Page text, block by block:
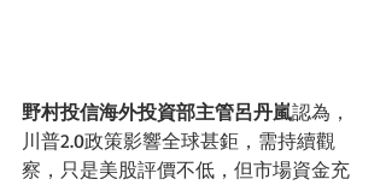
野村投信海外投資部主管呂丹嵐認為，
川普2.0政策影響全球甚鉅，需持續觀
察，只是美股評價不低，但市場資金充